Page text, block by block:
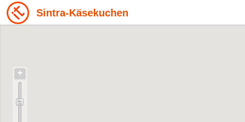
Sintra-Käsekuchen
+